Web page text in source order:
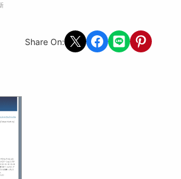
Share On: Share on X Share on Facebook
Share on LINEShare on